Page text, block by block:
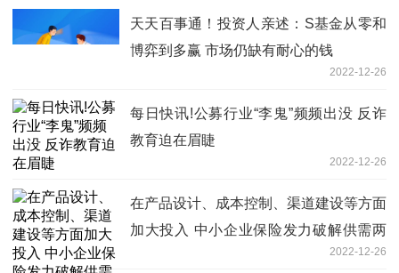
天天百事通！投资人亲述：S基金从零和
博弈到多赢 市场仍缺有耐心的钱
2022-12-26
每日快讯!公募行业“李鬼”频频出没 反诈
教育迫在眉睫
2022-12-26
在产品设计、成本控制、渠道建设等方面
加大投入 中小企业保险发力破解供需两
2022-12-26